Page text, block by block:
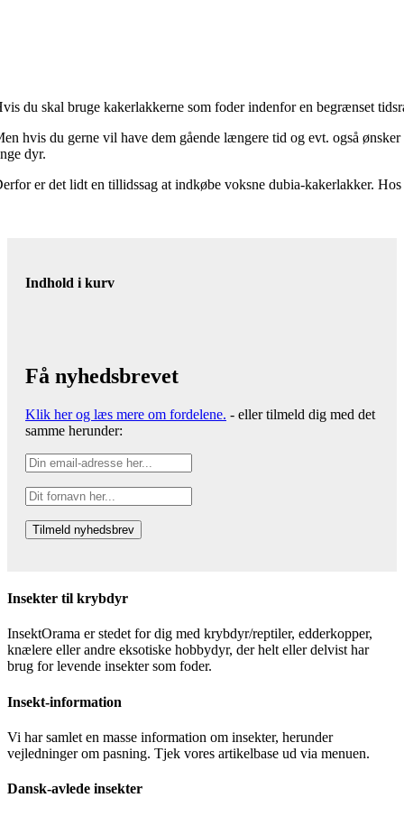
du skal bruge kakerlakkerne som foder indenfor en begrænset
hvis du gerne vil have dem gående længere tid og evt. også
dyr.
er det lidt en tillidssag at indkøbe voksne dubia-kakerlakker.
Indhold i kurv
Få nyhedsbrevet
Klik her og læs mere om fordelene. - eller tilmeld dig med det
samme herunder:
Insekter til krybdyr
InsektOrama er stedet for dig med krybdyr/reptiler, edderkopper,
knælere eller andre eksotiske hobbydyr, der helt eller delvist har
brug for levende insekter som foder.
Insekt-information
Vi har samlet en masse information om insekter, herunder
vejledninger om pasning. Tjek vores artikelbase ud via menuen.
Dansk-avlede insekter